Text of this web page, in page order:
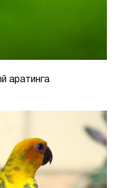
аратинга